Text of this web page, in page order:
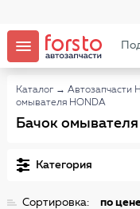
Каталог → Автозапчасти
омывателя HONDA
Бачок
Категория
Сортировка: по